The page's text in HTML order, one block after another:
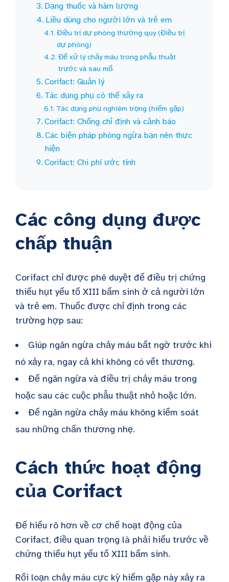
Dạng thuốc và hàm lượng
Liều dùng cho người lớn và trẻ em
Điều trị dự phòng thường quy (Điều trị
dự phòng)
Để xử lý chảy máu trong phẫu thuật
trước và sau mổ.
Corifact: Quản lý
Tác dụng phụ có thể xảy ra
Tác dụng phụ nghiêm trọng (hiếm gặp)
Corifact: Chống chỉ định và cảnh báo
Các biện pháp phòng ngừa bạn nên thực
hiện
Corifact: Chi phí ước tính
Các công dụng được
chấp thuận
Corifact chỉ được phê duyệt để điều trị chứng
thiếu hụt yếu tố XIII bẩm sinh ở cả người lớn
và trẻ em. Thuốc được chỉ định trong các
trường hợp sau:
Giúp ngăn ngừa chảy máu bất ngờ trước khi
nó xảy ra, ngay cả khi không có vết thương.
Để ngăn ngừa và điều trị chảy máu trong
hoặc sau các cuộc phẫu thuật nhỏ hoặc lớn.
Để ngăn ngừa chảy máu không kiểm soát
sau những chấn thương nhẹ.
Cách thức hoạt động
của Corifact
Để hiểu rõ hơn về cơ chế hoạt động của
Corifact, điều quan trọng là phải hiểu trước về
chứng thiếu hụt yếu tố XIII bẩm sinh.
Rối loạn chảy máu cực kỳ hiếm gặp này xảy ra